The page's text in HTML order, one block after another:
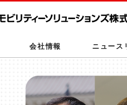
会社情報 ニュース